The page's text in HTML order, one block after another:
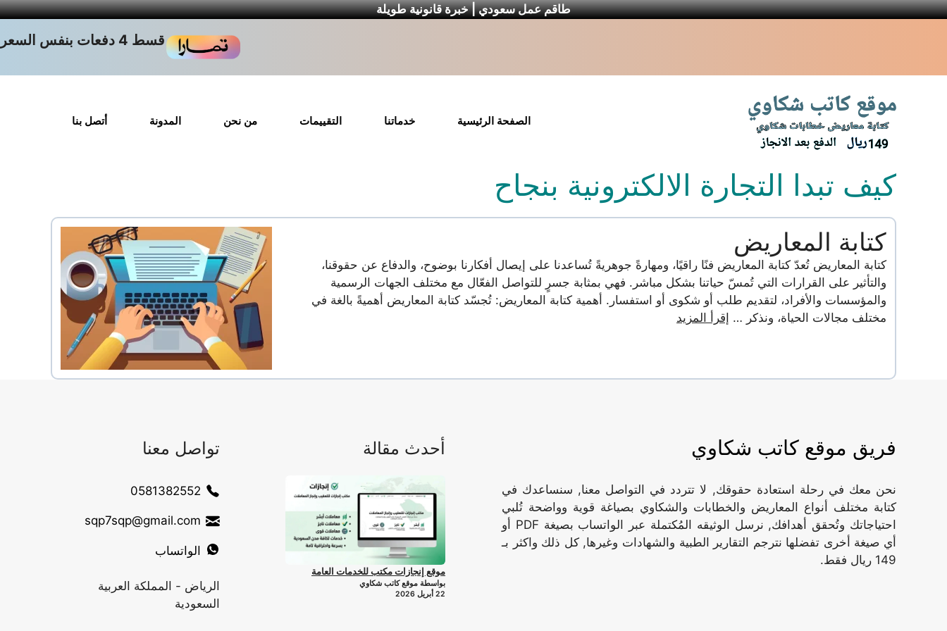
طاقم عمل سعودي | خبرة قانونية طويلة
قسط 4 دفعات بنفس السعر
الصفحة الرئيسية خدماتنا التقييمات من نحن المدونة أتصل بنا
كيف تبدا التجارة الالكترونية بنجاح
كتابة المعاريض
كتابة المعاريض تُعدّ كتابة المعاريض فنًا راقيًا، ومهارةً جوهريةً تُساعدنا على إيصال أفكارنا بوضوح، والدفاع عن حقوقنا،
والتأثير على القرارات التي تُمسّ حياتنا بشكل مباشر. فهي بمثابة جسرٍ للتواصل الفعّال مع مختلف الجهات الرسمية
والمؤسسات والأفراد، لتقديم طلب أو شكوى أو استفسار. أهمية كتابة المعاريض: تُجسّد كتابة المعاريض أهميةً بالغة في
مختلف مجالات الحياة، ونذكر … إقرأ المزيد
فريق موقع كاتب شكاوي
نحن معك في رحلة استعادة حقوقك, لا تتردد في التواصل معنا, سنساعدك في
كتابة مختلف أنواع المعاريض والخطابات والشكاوي بصياغة قوية وواضحة تُلبي
احتياجاتك وتُحقق أهدافك, نرسل الوثيقه المُكتملة عبر الواتساب بصيغة PDF أو
أي صيغة أخرى تفضلها نترجم التقارير الطبية والشهادات وغيرها, كل ذلك واكثر بـ
149 ريال فقط.
أحدث مقالة
موقع إنجازات مكتب للخدمات العامة
بواسطة موقع كاتب شكاوي
22 أبريل 2026
تواصل معنا
0581382552
sqp7sqp@gmail.com
الواتساب
الرياض - المملكة العربية
السعودية